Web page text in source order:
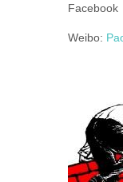
Facebook
Weibo: